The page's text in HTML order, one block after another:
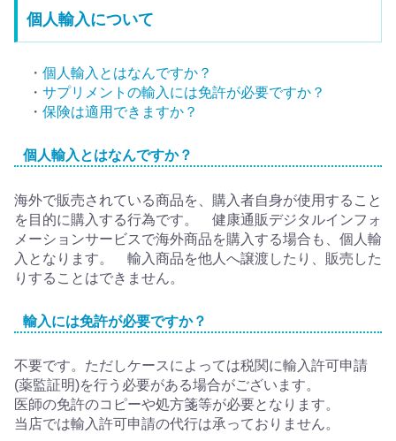
個人輸入について
・ 個人輸入とはなんですか？
・ サプリメントの輸入には免許が必要ですか？
・ 保険は適用できますか？
個人輸入とはなんですか？
海外で販売されている商品を、購入者自身が使用すること
を目的に購入する行為です。 健康通販デジタルインフォ
メーションサービスで海外商品を購入する場合も、個人輸
入となります。 輸入商品を他人へ譲渡したり、販売した
りすることはできません。
輸入には免許が必要ですか？
不要です。ただしケースによっては税関に輸入許可申請
(薬監証明)を行う必要がある場合がございます。
医師の免許のコピーや処方箋等が必要となります。
当店では輸入許可申請の代行は承っておりません。